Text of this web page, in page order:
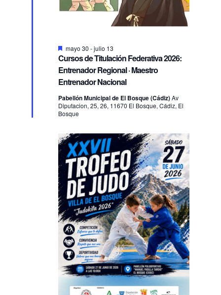
Cursos de Titulación Federativa 2026:
Entrenador Regional · Maestro
Entrenador Nacional
Destacado
mayo 30 -julio 13
Pabellón Municipal de El Bosque (Cádiz)Av
Diputacion, 25, 26, 11670 El Bosque, Cádiz, El
Bosque